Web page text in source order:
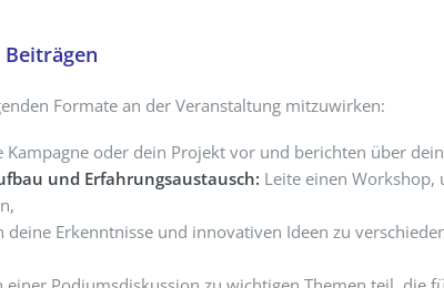
Formate an der Veranstaltung mitzuwirken:
Kampagne oder dein Projekt vor und berichten über
und Erfahrungsaustausch: Leite einen Workshop,
deine Erkenntnisse und innovativen Ideen zu